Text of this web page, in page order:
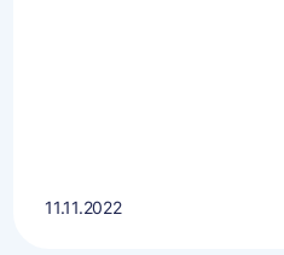
11.11.2022